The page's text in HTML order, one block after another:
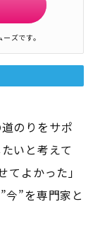
ズです。
のりをサポ
いと考えて
よかった」
今”を専門家と